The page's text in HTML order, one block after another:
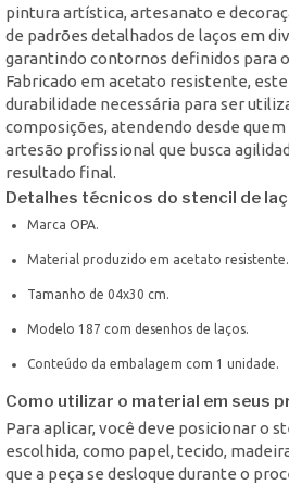
pintura artística, artesanato e
de padrões detalhados de laços em
garantindo contornos definidos para
Fabricado em acetato resistente,
durabilidade necessária para ser
composições, atendendo desde
artesão profissional que busca
resultado final.
Detalhes técnicos do stencil de
Marca OPA.
Material produzido em acetato resistente.
Tamanho de 04x30 cm.
Modelo 187 com desenhos de laços.
Conteúdo da embalagem com 1 unidade.
Como utilizar o material em seus
Para aplicar, você deve posicionar o
escolhida, como papel, tecido,
que a peça se desloque durante o